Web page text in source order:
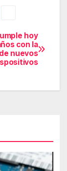
hoy
con la
nuevos